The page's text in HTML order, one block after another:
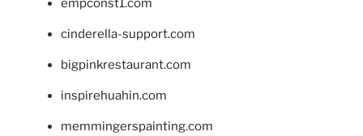
empconst1.com
cinderella-support.com
bigpinkrestaurant.com
inspirehuahin.com
memmingerspainting.com